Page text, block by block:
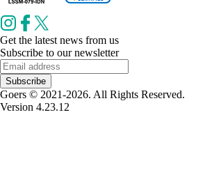
Get the latest news from us
Subscribe to our newsletter
Subscribe
Goers © 2021-2026. All Rights Reserved.
Version 4.23.12